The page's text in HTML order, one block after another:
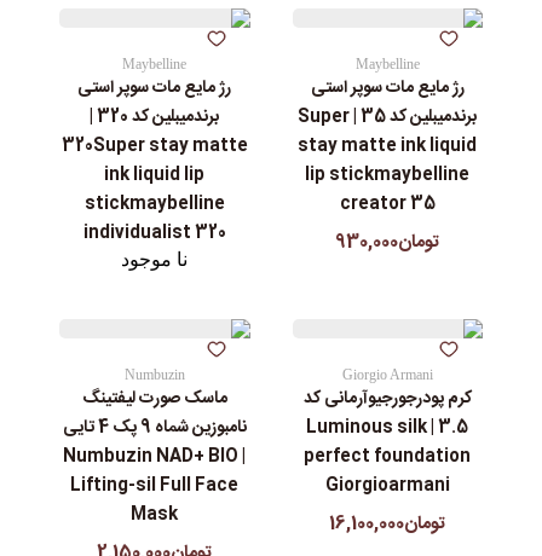
Maybelline
رژ مایع مات سوپر استی‌
برندمیبلین کد 35 | Super
stay matte ink liquid
lip stickmaybelline
creator 35
تومان930,000
Maybelline
رژ مایع مات سوپر استی‌
برندمیبلین کد 320 |
320Super stay matte
ink liquid lip
stickmaybelline
individualist 320
نا موجود
Giorgio Armani
کرم پودرجورجیوآرمانی کد
3.5 | Luminous silk
perfect foundation
Giorgioarmani
تومان16,100,000
Numbuzin
ماسک صورت لیفتینگ
نامبوزین شماه 9 پک 4 تایی
| Numbuzin NAD+ BIO
Lifting-sil Full Face
Mask